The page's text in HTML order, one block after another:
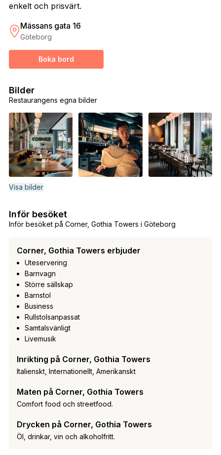
enkelt och prisvärt.
Mässans gata 16
Göteborg
Boka bord
Restaurangens egna bilder
Bilder
Visa bilder
Inför besöket på Corner, Gothia Towers i Göteborg
Inför besöket
Corner, Gothia Towers erbjuder
Uteservering
Barnvagn
Större sällskap
Barnstol
Business
Rullstolsanpassat
Samtalsvänligt
Livemusik
Inrikting på Corner, Gothia Towers
Italienskt, Internationellt, Amerikanskt
Maten på Corner, Gothia Towers
Comfort food och streetfood.
Drycken på Corner, Gothia Towers
Öl, drinkar, vin och alkoholfritt.